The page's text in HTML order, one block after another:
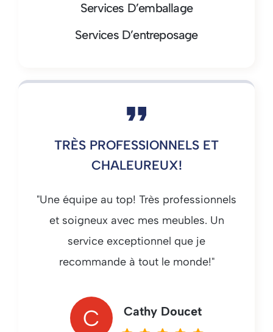
Services D’emballage
Services D’entreposage
TRÈS PROFESSIONNELS ET
CHALEUREUX!
"Une équipe au top! Très professionnels
et soigneux avec mes meubles. Un
service exceptionnel que je
recommande à tout le monde!"
C Cathy Doucet